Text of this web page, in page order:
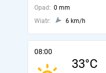
Opad: 0 mm
Wiatr:
6 km/h
08:00
33°C